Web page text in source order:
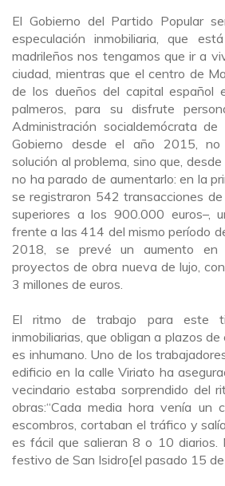
El Gobierno del Partido Popular
especulación inmobiliaria, que
madrileñosnos tengamos que ir a
ciudad, mientras que el centro de
de los dueños del capital español
palmeros, para su disfrute
Administración socialdemócrata de
Gobierno desde el año 2015,
solución al problema, sino que, desde
no ha parado de aumentarlo: en la
se registraron 542 transacciones
superiores a los 900.000 euros–,
frente a las 414 del mismo período
2018, se prevé un aumento en
proyectos de obra nueva de lujo,
3 millones de euros.
El ritmo de trabajo para este
inmobiliarias, que obligan a plazos
es inhumano. Uno de los
edificio en la calle Viriato ha
vecindario estaba sorprendido del
obras:“Cada media hora venía un
escombros, cortaban el tráfico y
es fácil que salieran 8 o 10 diarios.
festivo de San Isidro[el pasado 15 de